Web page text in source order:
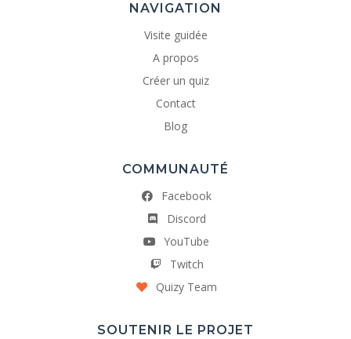
NAVIGATION
Visite guidée
A propos
Créer un quiz
Contact
Blog
COMMUNAUTÉ
Facebook
Discord
YouTube
Twitch
Quizy Team
SOUTENIR LE PROJET